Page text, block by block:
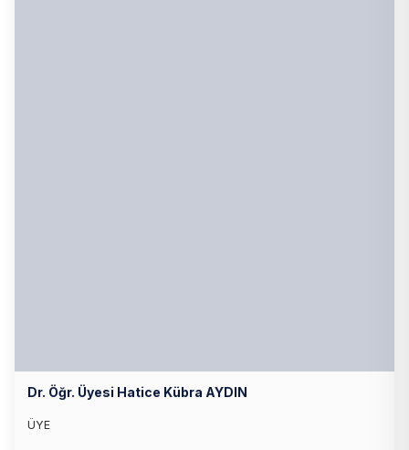
Dr. Öğr. Üyesi Hatice Kübra AYDIN
ÜYE